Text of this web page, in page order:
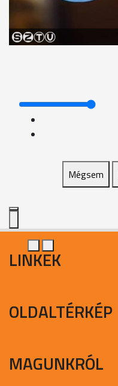
Mégsem
LINKEK
OLDALTÉRKÉP
MAGUNKRÓL